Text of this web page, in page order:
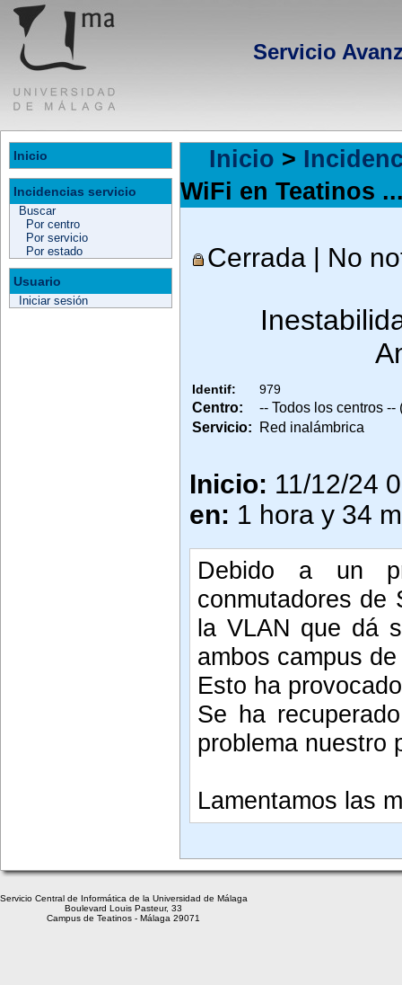
Servicio
Inicio
Incidencias servicio
Buscar
Por centro
Por servicio
Por estado
Usuario
Iniciar sesión
Inicio >
WiFi en Teatinos
Cerrada | No
Identif: 979
Centro:
-- Todos los centros --
Servicio:
Red inalámbrica
Inicio: 11/12/24
en: 1 hora y 34
Debido a un
conmutadores de
la VLAN que dá
ambos campus
Esto ha
Se ha
problema nuestro
Lamentamos las
Servicio Central de Informática de la Universidad de Málaga
Boulevard Louis Pasteur, 33
Campus de Teatinos - Málaga 29071